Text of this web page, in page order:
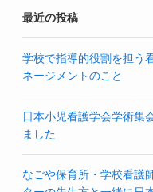
最近の投稿
学校で指導的役割を担う
ネージメントのこと
日本小児看護学会学術集
ました
なごや保育所・学校看護